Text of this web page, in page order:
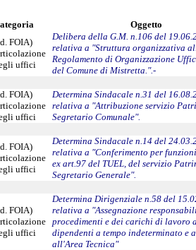
Oggetto
FOIA)
uffici
Delibera della G.M. n.106 del
relativa a "Struttura organizzativa
Regolamento di Organizzazione
del Comune di Mistretta.".-
FOIA)
uffici
Determina Sindacale n.31 del
relativa a "Attribuzione servizio
Segretario Comunale".
FOIA)
uffici
Determina Sindacale n.14 del
relativa a "Conferimento per
ex art.97 del TUEL, del servizio
Segretario Generale".
FOIA)
uffici
Determina Dirigenziale n.58 del
relativa a "Assegnazione
procedimenti e dei carichi di lavoro
dipendenti a tempo indeterminato e
all'Area Tecnica"